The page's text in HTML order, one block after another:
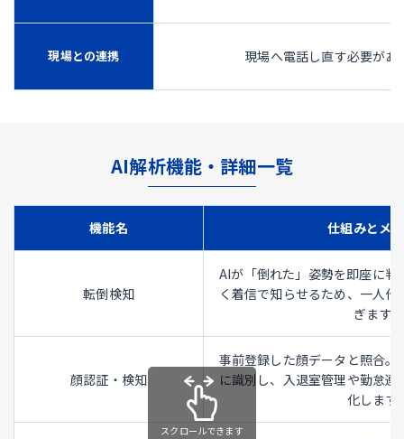
現場との連携 現場へ電話し直す必要があ
AI解析機能・詳細一覧
機能名 仕組みとメ
転倒検知
AIが「倒れた」姿勢を即座に判
く着信で知らせるため、一人
ぎます。
顔認証・検知
事前登録した顔データと照合
に識別し、入退室管理や勤怠
化します